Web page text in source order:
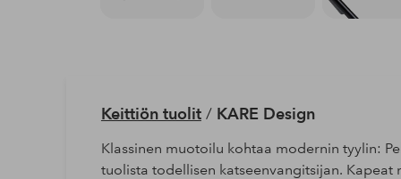
Keittiön tuolit/ KARE Design
Klassinen muotoilu kohtaa modernin tyylin:
tuolista todellisen katseenvangitsijan. Kapeat